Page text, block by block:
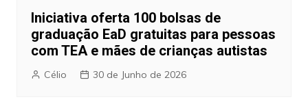
Iniciativa oferta 100 bolsas de
graduação EaD gratuitas para pessoas
com TEA e mães de crianças autistas
Célio 30 de Junho de 2026